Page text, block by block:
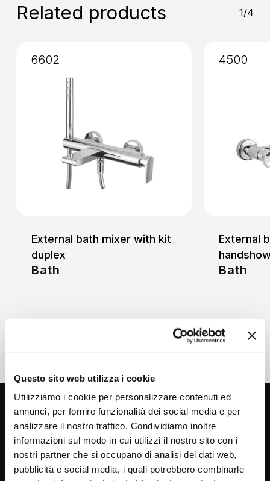
Questo sito web utilizza i cookie
Utilizziamo i cookie per personalizzare contenuti ed
annunci, per fornire funzionalità dei social media e per
analizzare il nostro traffico. Condividiamo inoltre
informazioni sul modo in cui utilizzi il nostro sito con i
nostri partner che si occupano di analisi dei dati web,
pubblicità e social media, i quali potrebbero combinarle
Related products 1/4
External bath mixer with kit
duplex
Bath
6602
External
Bath
4500